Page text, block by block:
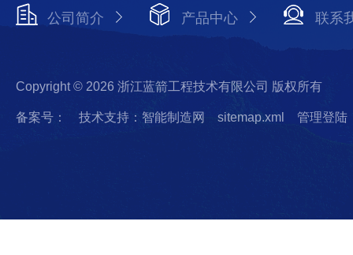
公司简介 产品中心 联系
Copyright © 2026 浙江蓝箭工程技术有限公司 版权所有
备案号： 技术支持：智能制造网 sitemap.xml 管理登陆